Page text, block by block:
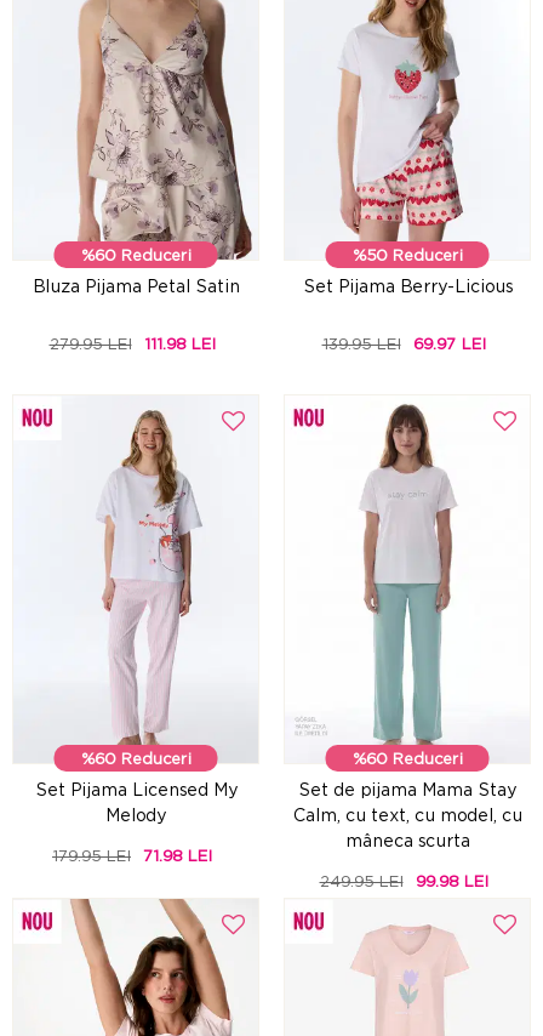
%60 Reduceri
Bluza Pijama Petal Satin
279.95 LEI 111.98 LEI
%50 Reduceri
Set Pijama Berry-Licious
139.95 LEI 69.97 LEI
%60 Reduceri
Set Pijama Licensed My
Melody
179.95 LEI 71.98 LEI
%60 Reduceri
Set de pijama Mama Stay
Calm, cu text, cu model, cu
mâneca scurta
249.95 LEI 99.98 LEI